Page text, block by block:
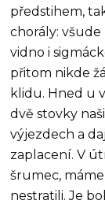
předstihem,
chorály:
vidno i
přitom nikde
klidu. Hned u
dvě stovky
výjezdech a
zaplacení. V
šrumec,
nestratili. Je